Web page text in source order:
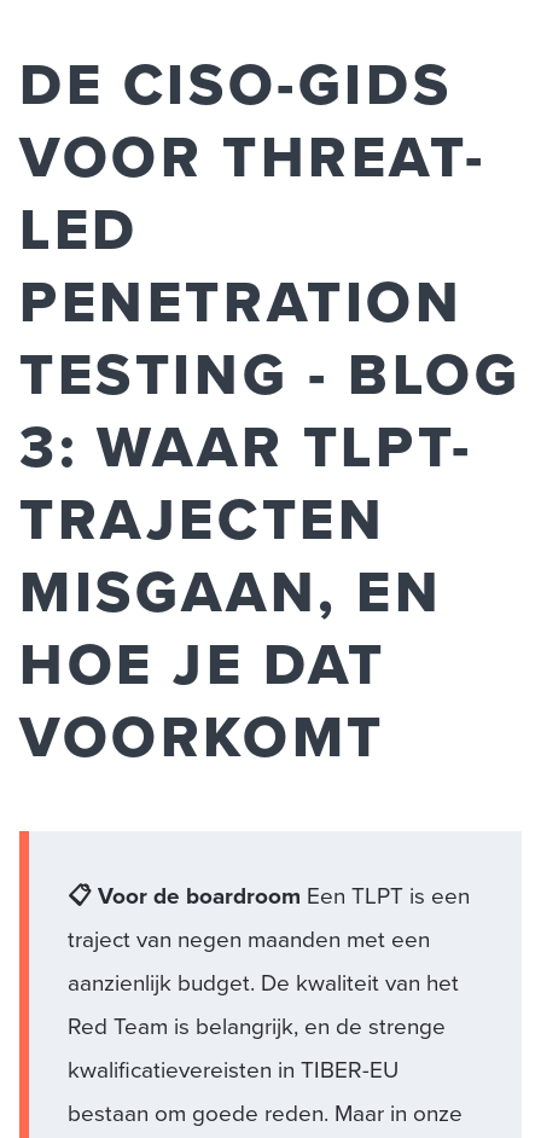
DE CISO-GIDS
VOOR THREAT-
LED
PENETRATION
TESTING - BLOG
3: WAAR TLPT-
TRAJECTEN
MISGAAN, EN
HOE JE DAT
VOORKOMT
📋 Voor de boardroom Een TLPT is een
traject van negen maanden met een
aanzienlijk budget. De kwaliteit van het
Red Team is belangrijk, en de strenge
kwalificatievereisten in TIBER-EU
bestaan om goede reden. Maar in onze